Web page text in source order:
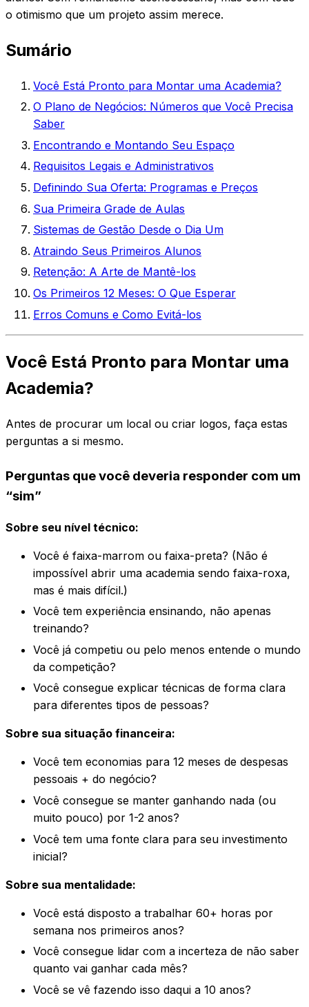
o otimismo que um projeto assim merece.
Sumário
Você Está Pronto para Montar uma Academia?
O Plano de Negócios: Números que Você Precisa
Saber
Encontrando e Montando Seu Espaço
Requisitos Legais e Administrativos
Definindo Sua Oferta: Programas e Preços
Sua Primeira Grade de Aulas
Sistemas de Gestão Desde o Dia Um
Atraindo Seus Primeiros Alunos
Retenção: A Arte de Mantê-los
Os Primeiros 12 Meses: O Que Esperar
Erros Comuns e Como Evitá-los
Você Está Pronto para Montar uma
Academia?
Antes de procurar um local ou criar logos, faça estas
perguntas a si mesmo.
Perguntas que você deveria responder com um
“sim”
Sobre seu nível técnico:
Você é faixa-marrom ou faixa-preta? (Não é
impossível abrir uma academia sendo faixa-roxa,
mas é mais difícil.)
Você tem experiência ensinando, não apenas
treinando?
Você já competiu ou pelo menos entende o mundo
da competição?
Você consegue explicar técnicas de forma clara
para diferentes tipos de pessoas?
Sobre sua situação financeira:
Você tem economias para 12 meses de despesas
pessoais + do negócio?
Você consegue se manter ganhando nada (ou
muito pouco) por 1-2 anos?
Você tem uma fonte clara para seu investimento
inicial?
Sobre sua mentalidade:
Você está disposto a trabalhar 60+ horas por
semana nos primeiros anos?
Você consegue lidar com a incerteza de não saber
quanto vai ganhar cada mês?
Você se vê fazendo isso daqui a 10 anos?